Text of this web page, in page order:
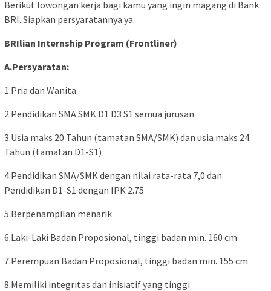
Berikut lowongan kerja bagi kamu yang ingin magang di Bank
BRI. Siapkan persyaratannya ya.
BRIlian Internship Program (Frontliner)
A.Persyaratan:
1.Pria dan Wanita
2.Pendidikan SMA SMK D1 D3 S1 semua jurusan
3.Usia maks 20 Tahun (tamatan SMA/SMK) dan usia maks 24
Tahun (tamatan D1-S1)
4.Pendidikan SMA/SMK dengan nilai rata-rata 7,0 dan
Pendidikan D1-S1 dengan IPK 2.75
5.Berpenampilan menarik
6.Laki-Laki Badan Proposional, tinggi badan min. 160 cm
7.Perempuan Badan Proposional, tinggi badan min. 155 cm
8.Memiliki integritas dan inisiatif yang tinggi